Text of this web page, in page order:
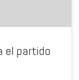
el partido